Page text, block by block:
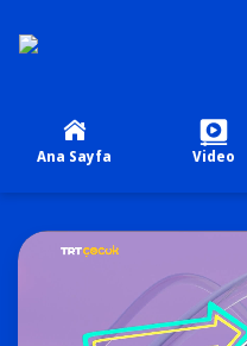
Ana Sayfa Video